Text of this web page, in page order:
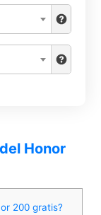
Honor
200 gratis?